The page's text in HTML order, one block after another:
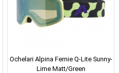
Ochelari Alpina Fernie Q-Lite Sunny-
Lime Matt/Green